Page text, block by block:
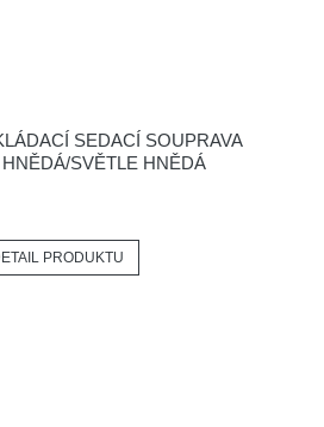
SEDACÍ SOUPRAVA
SVĚTLE HNĚDÁ
PRODUKTU